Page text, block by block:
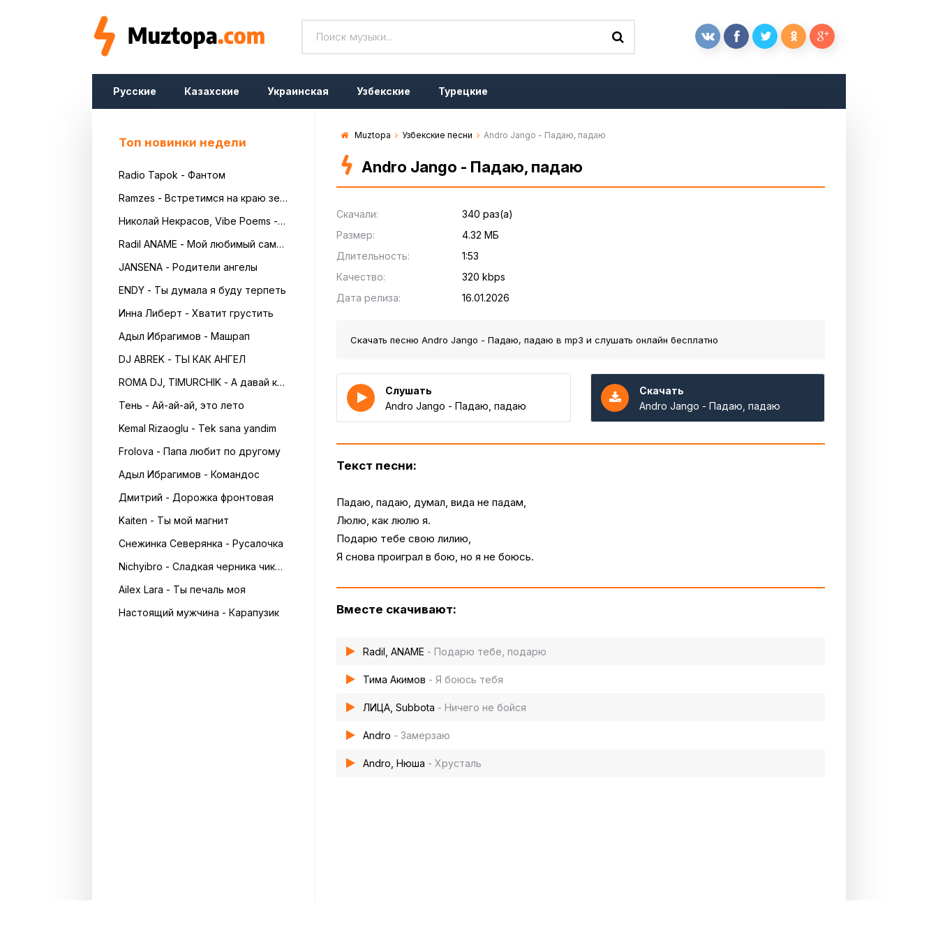
Русские Казахские Украинская Узбекские Турецкие
Топ новинки недели
Radio Tapok - Фантом
Ramzes - Встретимся на краю земли
Николай Некрасов, Vibe Poems - Русь
Radil ANAME - Мой любимый самый красивый
JANSENA - Родители ангелы
ENDY - Ты думала я буду терпеть
Инна Либерт - Хватит грустить
Адыл Ибрагимов - Машрап
DJ ABREK - ТЫ КАК АНГЕЛ
ROMA DJ, TIMURCHIK - А давай кружитись в танці
Тень - Ай-ай-ай, это лето
Kemal Rizaoglu - Tek sana yandim
Frolova - Папа любит по другому
Адыл Ибрагимов - Командос
Дмитрий - Дорожка фронтовая
Kaiten - Ты мой магнит
Снежинка Северянка - Русалочка
Nichyibro - Сладкая черника чика чика
Ailex Lara - Ты печаль моя
Настоящий мужчина - Карапузик
Muztopa Узбекские песни Andro Jango - Падаю, падаю
Andro Jango - Падаю, падаю
Скачали:
340 раз(а)
Размер:
4.32 МБ
Длительность:
1:53
Качество:
320 kbps
Дата релиза:
16.01.2026
Скачать песню Andro Jango - Падаю, падаю в mp3 и слушать онлайн бесплатно
Слушать
Andro Jango - Падаю, падаю
Скачать
Andro Jango - Падаю, падаю
Текст песни:
Падаю, падаю, думал, вида не падам,
Люлю, как люлю я.
Подарю тебе свою лилию,
Я снова проиграл в бою, но я не боюсь.
Вместе скачивают:
Radil, ANAME - Подарю тебе, подарю
Тима Акимов - Я боюсь тебя
ЛИЦА, Subbota - Ничего не бойся
Andro - Замерзаю
Andro, Нюша - Хрусталь